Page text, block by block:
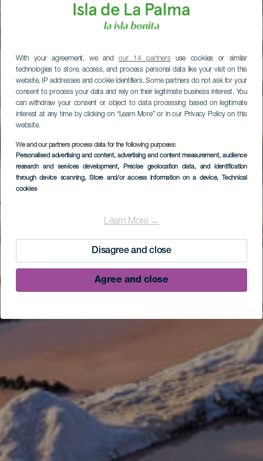
With your agreement, we andour 14 partnersuse cookies or similar
technologies to store, access, and process personal data like your visit on this
website, IP addresses and cookie identifiers. Some partners do not ask for your
consent to process your data and rely on their legitimate business interest. You
can withdraw your consent or object to data processing based on legitimate
interest at any time by clicking on “Learn More” or in our Privacy Policy on this
website.
We and our partners process data for the following purposes:
Personalised advertising and content, advertising and content measurement, audience
research and services development, Precise geolocation data, and identification
through device scanning, Store and/or access information on a device, Technical
cookies
Learn More →
Disagree and close
Agree and close